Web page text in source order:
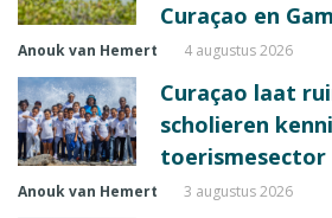
Curaçao en
Anouk van Hemert 4 augustus 2026
Curaçao laat
scholieren
toerismesector
Anouk van Hemert 3 augustus 2026